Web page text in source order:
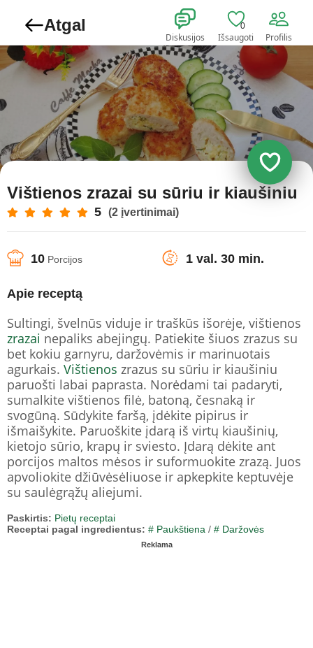
Atgal
Diskusijos
0
Išsaugoti Profilis
Vištienos zrazai su sūriu ir kiaušiniu
5 (2 įvertinimai)
10 Porcijos 1 val. 30 min.
Apie receptą
Sultingi, švelnūs viduje ir traškūs išorėje, vištienos
zrazai nepaliks abejingų. Patiekite šiuos zrazus su
bet kokiu garnyru, daržovėmis ir marinuotais
agurkais. Vištienos zrazus su sūriu ir kiaušiniu
paruošti labai paprasta. Norėdami tai padaryti,
sumalkite vištienos filė, batoną, česnaką ir
svogūną. Sūdykite faršą, įdėkite pipirus ir
išmaišykite. Paruoškite įdarą iš virtų kiaušinių,
kietojo sūrio, krapų ir sviesto. Įdarą dėkite ant
porcijos maltos mėsos ir suformuokite zrazą. Juos
apvoliokite džiūvėsėliuose ir apkepkite keptuvėje
su saulėgrąžų aliejumi.
Paskirtis: Pietų receptai
Receptai pagal ingredientus: # Paukštiena / # Daržovės
Reklama